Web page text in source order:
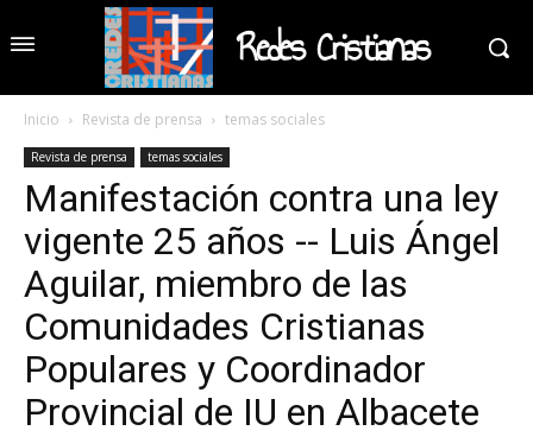
Redes Cristianas
Inicio Revista de prensa temas sociales
Revista de prensa temas sociales
Manifestación contra una ley
vigente 25 años -- Luis Ángel
Aguilar, miembro de las
Comunidades Cristianas
Populares y Coordinador
Provincial de IU en Albacete